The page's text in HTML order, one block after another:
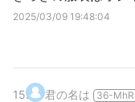
2025/03/09 19:48:04
15. 君の名は 36-